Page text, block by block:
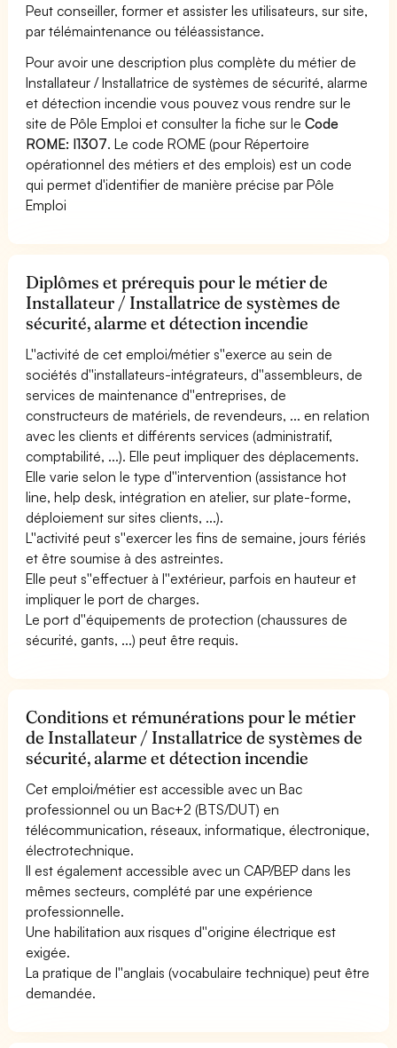
Peut conseiller, former et assister les utilisateurs, sur site,
par télémaintenance ou téléassistance.
Pour avoir une description plus complète du métier de
Installateur / Installatrice de systèmes de sécurité, alarme
et détection incendie vous pouvez vous rendre sur le
site de Pôle Emploi et consulter la fiche sur leCode
ROME: I1307. Le code ROME (pour Répertoire
opérationnel des métiers et des emplois) est un code
qui permet d'identifier de manière précise par Pôle
Emploi
Diplômes et prérequis pour le métier de
Installateur / Installatrice de systèmes de
sécurité, alarme et détection incendie
L''activité de cet emploi/métier s''exerce au sein de
sociétés d''installateurs-intégrateurs, d''assembleurs, de
services de maintenance d''entreprises, de
constructeurs de matériels, de revendeurs, ... en relation
avec les clients et différents services (administratif,
comptabilité, ...). Elle peut impliquer des déplacements.
Elle varie selon le type d''intervention (assistance hot
line, help desk, intégration en atelier, sur plate-forme,
déploiement sur sites clients, ...).
L''activité peut s''exercer les fins de semaine, jours fériés
et être soumise à des astreintes.
Elle peut s''effectuer à l''extérieur, parfois en hauteur et
impliquer le port de charges.
Le port d''équipements de protection (chaussures de
sécurité, gants, ...) peut être requis.
Conditions et rémunérations pour le métier
de Installateur / Installatrice de systèmes de
sécurité, alarme et détection incendie
Cet emploi/métier est accessible avec un Bac
professionnel ou un Bac+2 (BTS/DUT) en
télécommunication, réseaux, informatique, électronique,
électrotechnique.
Il est également accessible avec un CAP/BEP dans les
mêmes secteurs, complété par une expérience
professionnelle.
Une habilitation aux risques d''origine électrique est
exigée.
La pratique de l''anglais (vocabulaire technique) peut être
demandée.